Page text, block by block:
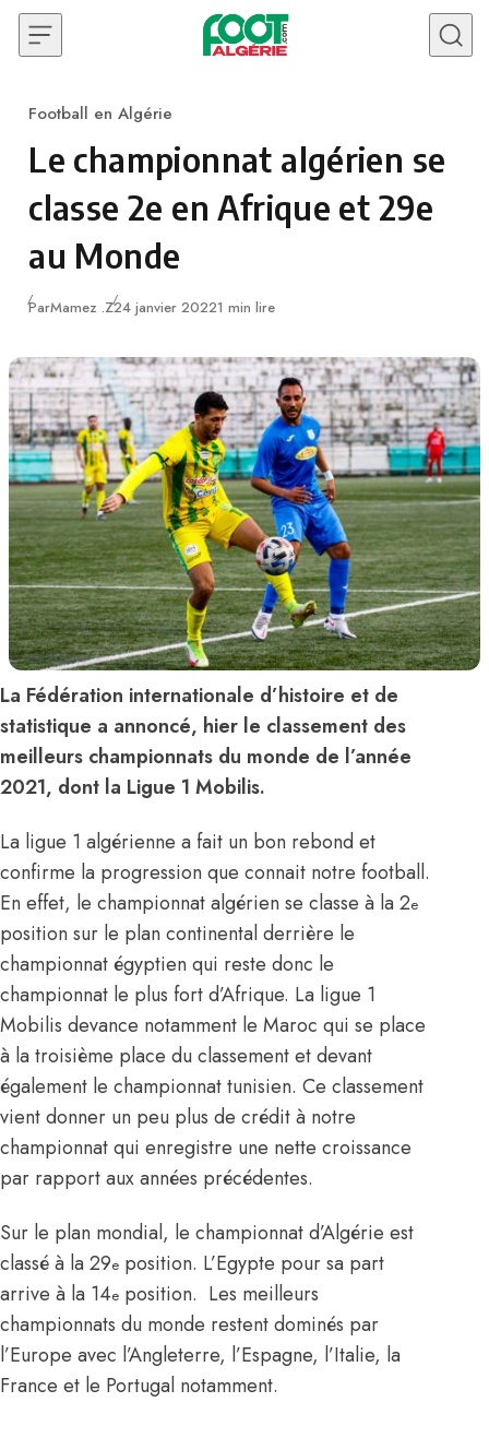
Skip to content
Category
Football en Algérie
Le championnat algérien se
classe 2e en Afrique et 29e
au Monde
ParMamez .ZPublié
24 janvier 20221 min lire
La Fédération internationale d’histoire et de
statistique a annoncé, hier le classement des
meilleurs championnats du monde de l’année
2021, dont la Ligue 1 Mobilis.
La ligue 1 algérienne a fait un bon rebond et
confirme la progression que connait notre football.
En effet, le championnat algérien se classe à la 2e
position sur le plan continental derrière le
championnat égyptien qui reste donc le
championnat le plus fort d’Afrique. La ligue 1
Mobilis devance notamment le Maroc qui se place
à la troisième place du classement et devant
également le championnat tunisien. Ce classement
vient donner un peu plus de crédit à notre
championnat qui enregistre une nette croissance
par rapport aux années précédentes.
Sur le plan mondial, le championnat d’Algérie est
classé à la 29e position. L’Egypte pour sa part
arrive à la 14e position. Les meilleurs
championnats du monde restent dominés par
l’Europe avec l’Angleterre, l’Espagne, l’Italie, la
France et le Portugal notamment.